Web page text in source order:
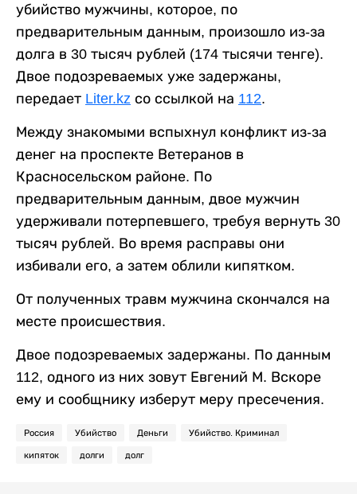
убийство мужчины, которое, по
предварительным данным, произошло из-за
долга в 30 тысяч рублей (174 тысячи тенге).
Двое подозреваемых уже задержаны,
передает Liter.kz со ссылкой на 112.
Между знакомыми вспыхнул конфликт из-за
денег на проспекте Ветеранов в
Красносельском районе. По
предварительным данным, двое мужчин
удерживали потерпевшего, требуя вернуть 30
тысяч рублей. Во время расправы они
избивали его, а затем облили кипятком.
От полученных травм мужчина скончался на
месте происшествия.
Двое подозреваемых задержаны. По данным
112, одного из них зовут Евгений М. Вскоре
ему и сообщнику изберут меру пресечения.
Россия Убийство Деньги Убийство. Криминал
кипяток долги долг